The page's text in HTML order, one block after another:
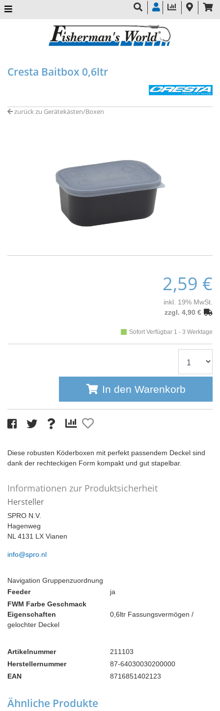
Cresta Baitbox 0,6ltr
zurück zu Gerätekästen/Boxen
2,59 €
inkl. 19% MwSt.
zzgl. 4,90 €
Sofort Verfügbar 1 - 3 Werktage
In den Warenkorb
Diese robusten Köderboxen mit perfekt passendem Deckel sind
dank der rechteckigen Form kompakt und gut stapelbar.
Informationen zur Produktsicherheit
Hersteller
SPRO N.V.
Hagenweg
NL 4131 LX Vianen
info@spro.nl
Navigation Gruppenzuordnung
Feeder
ja
FWM Farbe Geschmack
Eigenschaften
0,6ltr Fassungsvermögen /
gelochter Deckel
Artikelnummer
211103
Herstellernummer
87-64030030200000
EAN
8716851402123
Ähnliche Produkte